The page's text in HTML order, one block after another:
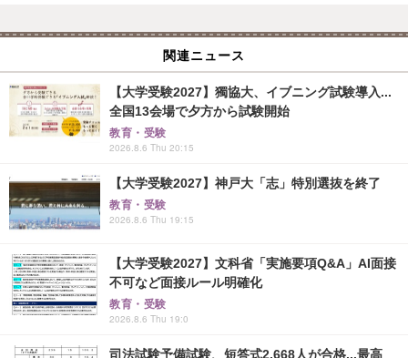
関連ニュース
【大学受験2027】獨協大、イブニング試験導入...
全国13会場で夕方から試験開始
教育・受験
2026.8.6 Thu 20:15
【大学受験2027】神戸大「志」特別選抜を終了
教育・受験
2026.8.6 Thu 19:15
【大学受験2027】文科省「実施要項Q&A」AI面接
不可など面接ルール明確化
教育・受験
2026.8.6 Thu 19:0
司法試験予備試験、短答式2,668人が合格...最高